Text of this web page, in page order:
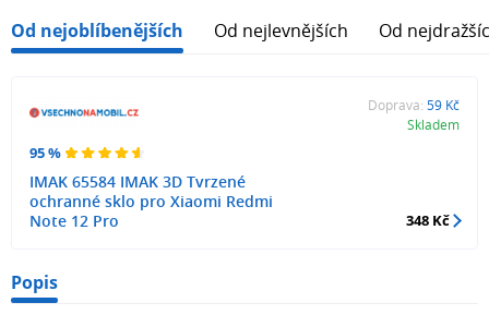
Od nejoblíbenějších Od nejlevnějších Od
95 %
IMAK 65584 IMAK 3D Tvrzené
ochranné sklo pro Xiaomi Redmi
Note 12 Pro
Doprava: 59 Kč
Skladem
348 Kč
Popis